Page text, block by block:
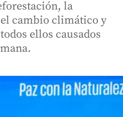
la
cambio climático y
ellos causados